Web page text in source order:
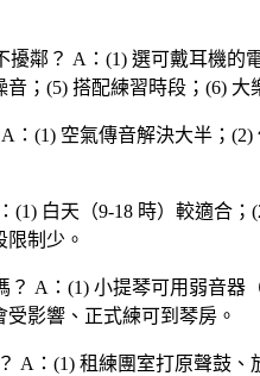
擾鄰？ A：(1) 選可戴耳機的
；(5) 搭配練習時段；(6) 大
A：(1) 空氣傳音解決大半；
(1) 白天（9-18 時）較適合
制少。
？ A：(1) 小提琴可用弱音器
影響、正式練可到琴房。
A：(1) 租練團室打原聲鼓、